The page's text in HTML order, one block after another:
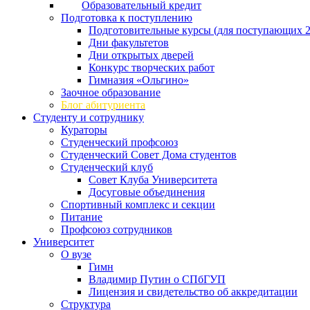
Образовательный кредит
Подготовка к поступлению
Подготовительные курсы (для поступающих
Дни факультетов
Дни открытых дверей
Конкурс творческих работ
Гимназия «Ольгино»
Заочное образование
Блог абитуриента
Студенту и сотруднику
Кураторы
Студенческий профсоюз
Студенческий Совет Дома студентов
Студенческий клуб
Совет Клуба Университета
Досуговые объединения
Спортивный комплекс и секции
Питание
Профсоюз сотрудников
Университет
О вузе
Гимн
Владимир Путин о СПбГУП
Лицензия и свидетельство об аккредитации
Структура